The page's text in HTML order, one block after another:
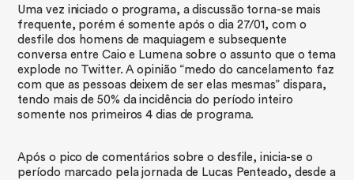
​Uma vez iniciado o programa, a discussão torna-se mais
frequente, porém é somente após o dia 27/01, com o
desfile dos homens de maquiagem e subsequente
conversa entre Caio e Lumena sobre o assunto que o tema
explode no Twitter. A opinião “medo do cancelamento faz
com que as pessoas deixem de ser elas mesmas” dispara,
tendo mais de 50% da incidência do período inteiro
somente nos primeiros 4 dias de programa.
​Após o pico de comentários sobre o desfile, inicia-se o
período marcado pela jornada de Lucas Penteado, desde a